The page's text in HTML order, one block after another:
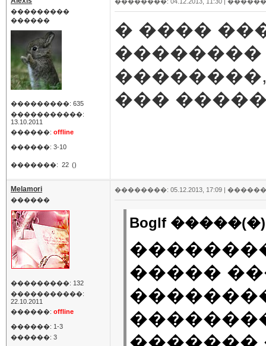
���������
������
���������: 635
�����������:
13.10.2011
������: offline
������: 3-10
�������: 22 ()
� ����
��������
���
Melamori
������
���������: 132
�����������:
22.10.2011
������: offline
������: 1-3
������: 3
��������: 05.12.2013, 17:09 |
Boglf
�����
�������